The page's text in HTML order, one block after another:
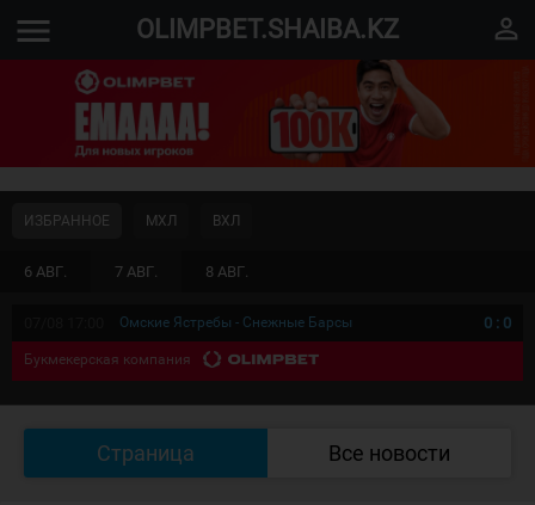
menu OLIMPBET.SHAIBA.KZ perm_identity
6 АВГ. 7 АВГ. 8 АВГ.
ИЗБРАННОЕ МХЛ ВХЛ
Омские Ястребы - Снежные Барсы 0 : 0
Букмекерская компания
Страница Все новости